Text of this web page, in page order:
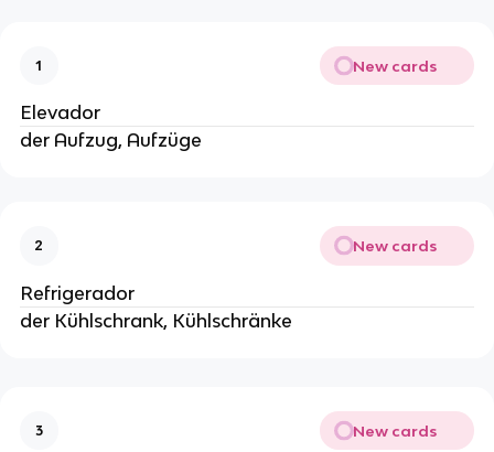
1 New cards
Elevador
der Aufzug, Aufzüge
2 New cards
Refrigerador
der Kühlschrank, Kühlschränke
3 New cards